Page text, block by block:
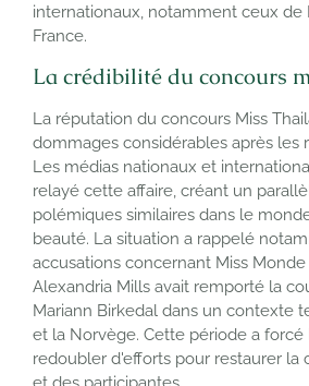
internationaux, notamment ceux de
France.
La crédibilité du concours
La réputation du concours Miss
dommages considérables après les
Les médias nationaux et
relayé cette affaire, créant un
polémiques similaires dans le
beauté. La situation a rappelé
accusations concernant Miss Monde
Alexandria Mills avait remporté la
Mariann Birkedal dans un contexte
et la Norvège. Cette période a forcé
redoubler d'efforts pour restaurer la